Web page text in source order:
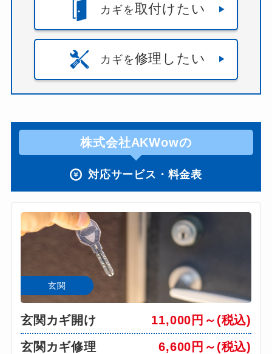
カギを取付けたい
カギを修理したい
株式会社AKWowの
対応サービス・料金表
玄関
玄関カギ開け
11,000円～(税込)
玄関カギ修理
6,600円～(税込)